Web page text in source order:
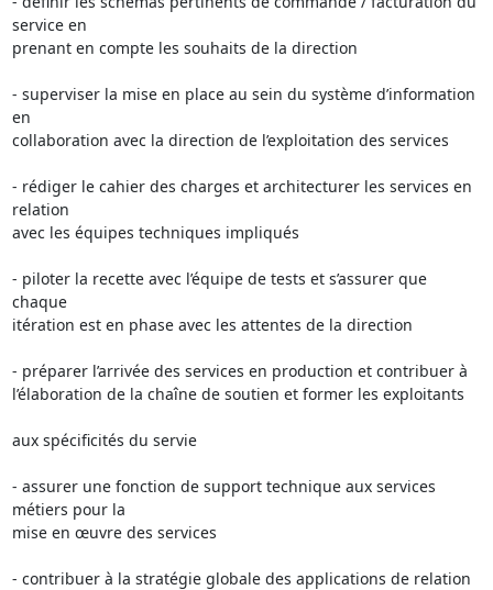
service en
prenant en compte les souhaits de la direction
- superviser la mise en place au sein du système d’information
en
collaboration avec la direction de l’exploitation des services
- rédiger le cahier des charges et architecturer les services en
relation
avec les équipes techniques impliqués
- piloter la recette avec l’équipe de tests et s’assurer que
chaque
itération est en phase avec les attentes de la direction
- préparer l’arrivée des services en production et contribuer à
l’élaboration de la chaîne de soutien et former les exploitants
aux spécificités du servie
- assurer une fonction de support technique aux services
métiers pour la
mise en œuvre des services
- contribuer à la stratégie globale des applications de relation